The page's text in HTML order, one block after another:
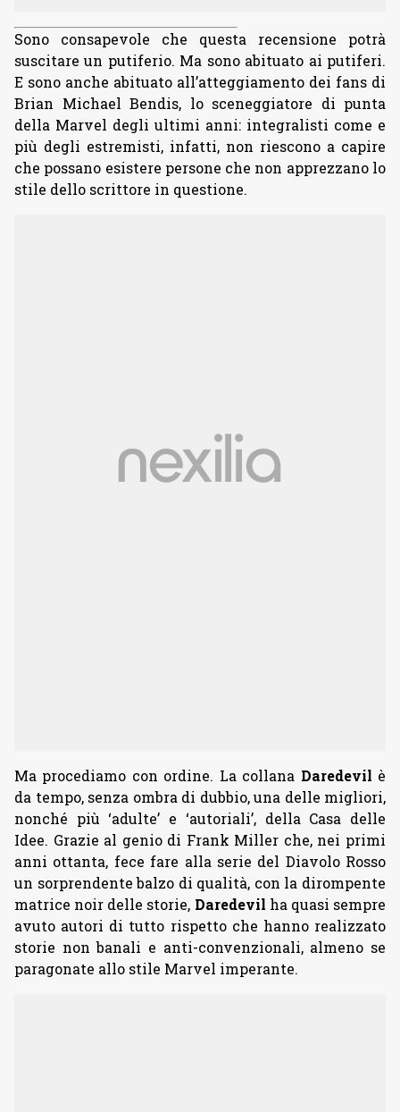
Sono consapevole che questa recensione potrà
suscitare un putiferio. Ma sono abituato ai putiferi.
E sono anche abituato all’atteggiamento dei fans di
Brian Michael Bendis, lo sceneggiatore di punta
della Marvel degli ultimi anni: integralisti come e
più degli estremisti, infatti, non riescono a capire
che possano esistere persone che non apprezzano lo
stile dello scrittore in questione.
Ma procediamo con ordine. La collana Daredevil è
da tempo, senza ombra di dubbio, una delle migliori,
nonché più ‘adulte’ e ‘autoriali’, della Casa delle
Idee. Grazie al genio di Frank Miller che, nei primi
anni ottanta, fece fare alla serie del Diavolo Rosso
un sorprendente balzo di qualità, con la dirompente
matrice noir delle storie, Daredevil ha quasi sempre
avuto autori di tutto rispetto che hanno realizzato
storie non banali e anti-convenzionali, almeno se
paragonate allo stile Marvel imperante.